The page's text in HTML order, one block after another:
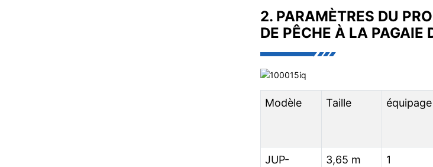
2. PARAMÈTRES DU
DE PÊCHE À LA PAGAIE
Modèle Taille équipage
JUP-
3,65 m 1